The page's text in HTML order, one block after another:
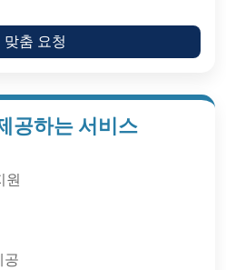
맞춤 요청
공하는 서비스
원
공